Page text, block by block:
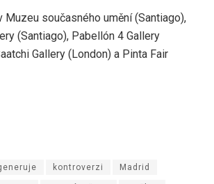
Muzeu současného umění (Santiago),
(Santiago), Pabellón 4 Gallery
Gallery (London) a Pinta Fair
kontroverzi Madrid